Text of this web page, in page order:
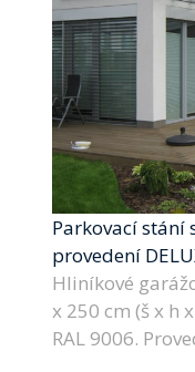
Parkovací stání
provedení
Hliníkové
x 250 cm (š x h
RAL 9006.